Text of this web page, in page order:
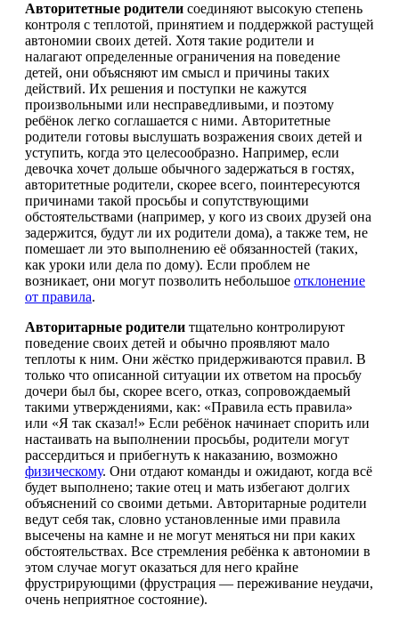
Авторитетные родители соединяют высокую степень
контроля с теплотой, принятием и поддержкой растущей
автономии своих детей. Хотя такие родители и
налагают определенные ограничения на поведение
детей, они объясняют им смысл и причины таких
действий. Их решения и поступки не кажутся
произвольными или несправедливыми, и поэтому
ребёнок легко соглашается с ними. Авторитетные
родители готовы выслушать возражения своих детей и
уступить, когда это целесообразно. Например, если
девочка хочет дольше обычного задержаться в гостях,
авторитетные родители, скорее всего, поинтересуются
причинами такой просьбы и сопутствующими
обстоятельствами (например, у кого из своих друзей она
задержится, будут ли их родители дома), а также тем, не
помешает ли это выполнению её обязанностей (таких,
как уроки или дела по дому). Если проблем не
возникает, они могут позволить небольшое отклонение
от правила.
Авторитарные родители тщательно контролируют
поведение своих детей и обычно проявляют мало
теплоты к ним. Они жёстко придерживаются правил. В
только что описанной ситуации их ответом на просьбу
дочери был бы, скорее всего, отказ, сопровождаемый
такими утверждениями, как: «Правила есть правила»
или «Я так сказал!» Если ребёнок начинает спорить или
настаивать на выполнении просьбы, родители могут
рассердиться и прибегнуть к наказанию, возможно
физическому. Они отдают команды и ожидают, когда всё
будет выполнено; такие отец и мать избегают долгих
объяснений со своими детьми. Авторитарные родители
ведут себя так, словно установленные ими правила
высечены на камне и не могут меняться ни при каких
обстоятельствах. Все стремления ребёнка к автономии в
этом случае могут оказаться для него крайне
фрустрирующими (фрустрация — переживание неудачи,
очень неприятное состояние).